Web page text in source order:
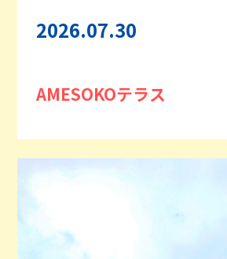
2026.07.30
AMESOKOテラス